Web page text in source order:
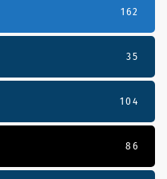
162
35
104
86